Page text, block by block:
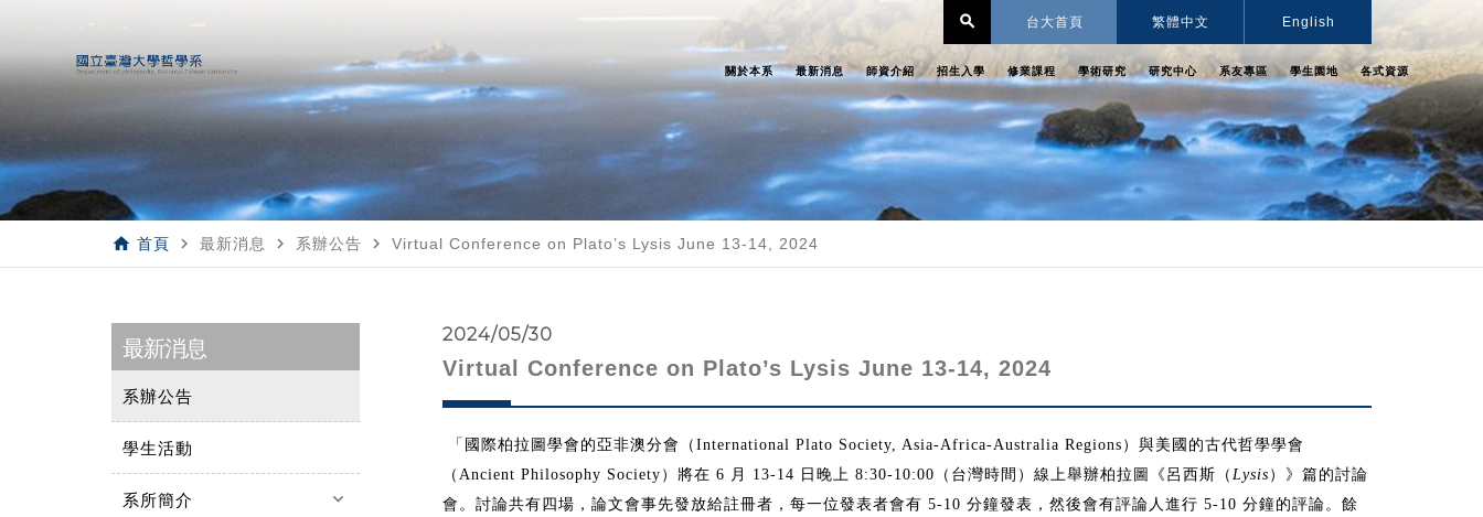
台大首頁
search 繁體中文 English
關於本系 最新消息 師資介紹 招生入學 修業課程 學術研究 研究中心 系友專區 學生園地 各式資源
home 首頁 navigate_next 最新消息 navigate_next 系辦公告 navigate_next Virtual Conference on Plato’s Lysis June 13-14, 2024
最新消息
系辦公告
學生活動
系所簡介 keyboard_arrow_down
2024/05/30
Virtual Conference on Plato’s Lysis June 13-14, 2024
「 國際柏拉圖學會的亞非澳分會（ International Plato Society, Asia-Africa-Australia Regions ）與美國的古代哲學學會
（ Ancient Philosophy Society ）將在 6 月 13-14 日晚上 8:30-10:00 （台灣時間）線上舉辦柏拉圖《呂西斯（ Lysis ）》篇的討論
會。討論共有四場，論文會事先發放給註冊者，每一位發表者會有 5-10 分鐘發表，然後會有評論人進行 5-10 分鐘的評論。餘